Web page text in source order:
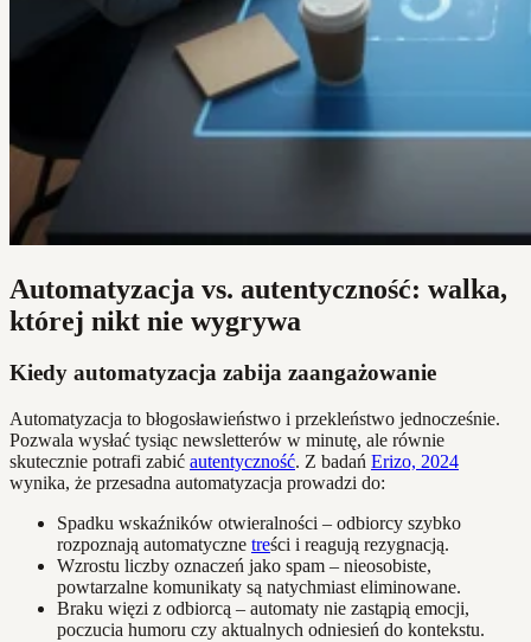
Automatyzacja vs. autentyczność: walka,
której nikt nie wygrywa
Kiedy automatyzacja zabija zaangażowanie
Automatyzacja to błogosławieństwo i przekleństwo jednocześnie.
Pozwala wysłać tysiąc newsletterów w minutę, ale równie
skutecznie potrafi zabić autentyczność. Z badań Erizo, 2024
wynika, że przesadna automatyzacja prowadzi do:
Spadku wskaźników otwieralności – odbiorcy szybko
rozpoznają automatyczne treści i reagują rezygnacją.
Wzrostu liczby oznaczeń jako spam – nieosobiste,
powtarzalne komunikaty są natychmiast eliminowane.
Braku więzi z odbiorcą – automaty nie zastąpią emocji,
poczucia humoru czy aktualnych odniesień do kontekstu.